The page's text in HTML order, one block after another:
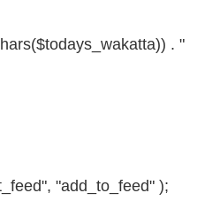
. "
"add_to_feed" );